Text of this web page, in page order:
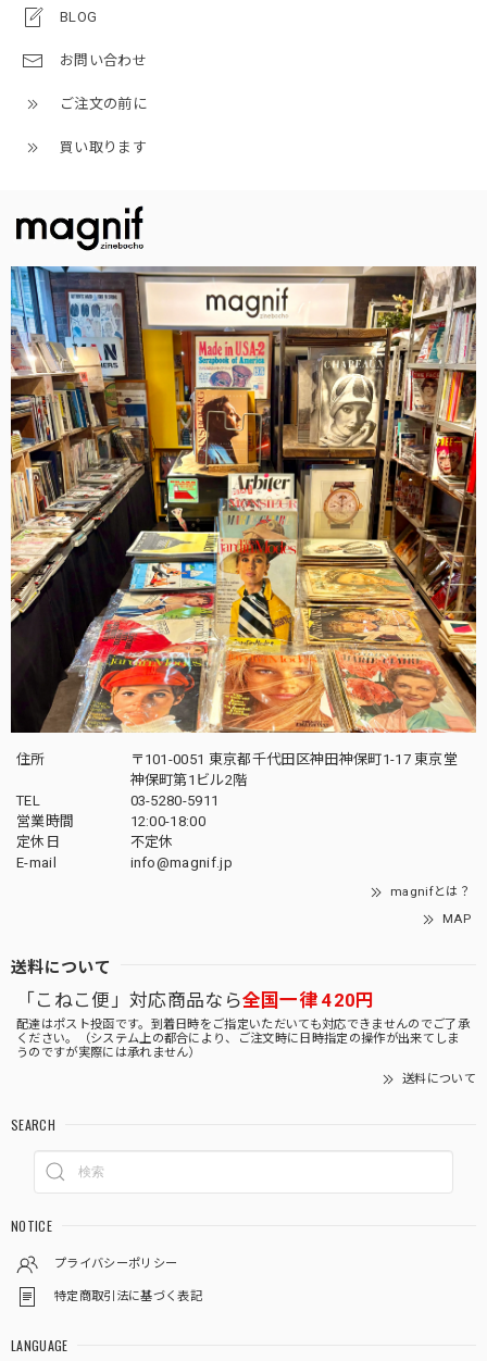
BLOG
お問い合わせ
ご注文の前に
買い取ります
住所
〒101-0051 東京都千代田区神田神保町1-17 東京堂
神保町第1ビル2階
TEL
03-5280-5911
営業時間
12:00-18:00
定休日
不定休
E-mail
info@magnif.jp
magnifとは？
MAP
送料について
「こねこ便」対応商品なら全国一律 420円
配達はポスト投函です。到着日時をご指定いただいても対応できませんのでご了承
ください。（システム上の都合により、ご注文時に日時指定の操作が出来てしま
うのですが実際には承れません）
送料について
SEARCH
NOTICE
プライバシーポリシー
特定商取引法に基づく表記
LANGUAGE